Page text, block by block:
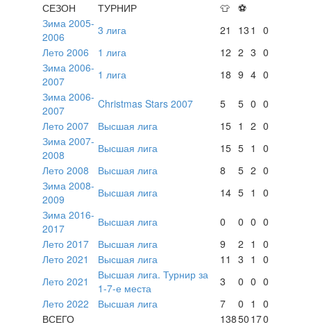
СЕЗОН
ТУРНИР 👕 ⚽
Зима 2005-
2006
3 лига 21 13 1
0
Лето 2006
1 лига 12 2 3 0
Зима 2006-
2007
1 лига 18 9 4 0
Зима 2006-
2007
Christmas Stars 2007 5 5 0 0
Лето 2007
Высшая лига 15 1 2 0
Зима 2007-
2008
Высшая лига 15 5 1
0
Лето 2008
Высшая лига 8 5 2 0
Зима 2008-
2009
Высшая лига 14 5 1
0
Зима 2016-
2017
Высшая лига 0 0 0 0
Лето 2017
Высшая лига 9 2 1
0
Лето 2021
Высшая лига 11 3 1
0
Лето 2021
Высшая лига. Турнир за
1-7-е места
3 0 0 0
Лето 2022
Высшая лига 7 0 1
0
ВСЕГО
13850 170